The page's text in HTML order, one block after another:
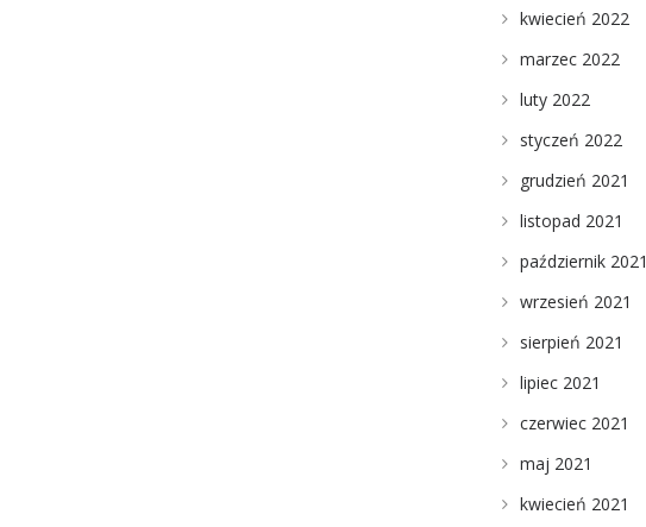
kwiecień 2022
marzec 2022
luty 2022
styczeń 2022
grudzień 2021
listopad 2021
październik 2021
wrzesień 2021
sierpień 2021
lipiec 2021
czerwiec 2021
maj 2021
kwiecień 2021